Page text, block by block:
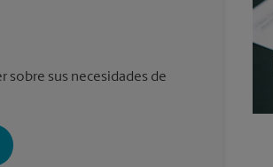
sobre sus necesidades de